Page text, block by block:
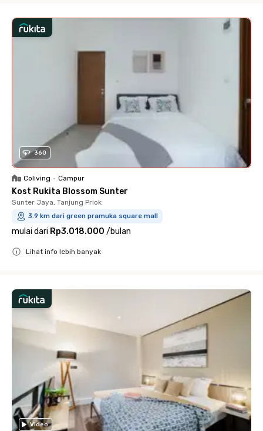
360
Coliving • Campur
Kost Rukita Blossom Sunter
Sunter Jaya, Tanjung Priok
3.9 km dari green pramuka square mall
mulai dari Rp3.018.000 /bulan
Lihat info lebih banyak
Video